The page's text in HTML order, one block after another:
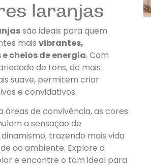
laranjas
são ideais para quem
mais vibrantes,
cheios de energia. Com
de tons, do mais
suave, permitem criar
e convidativos.
áreas de convivência, as cores
a sensação de
trazendo mais vida
ao ambiente. Explore a
e encontre o tom ideal para